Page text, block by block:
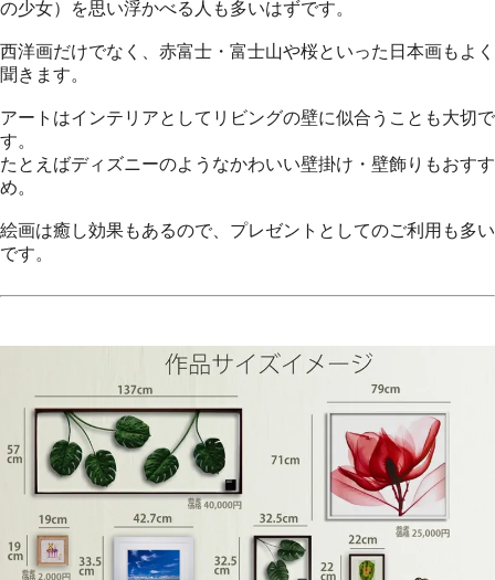
の少女）を思い浮かべる人も多いはずです。
西洋画だけでなく、赤富士・富士山や桜といった日本画もよく
聞きます。
アートはインテリアとしてリビングの壁に似合うことも大切で
す。
たとえばディズニーのようなかわいい壁掛け・壁飾りもおすす
め。
絵画は癒し効果もあるので、プレゼントとしてのご利用も多い
です。